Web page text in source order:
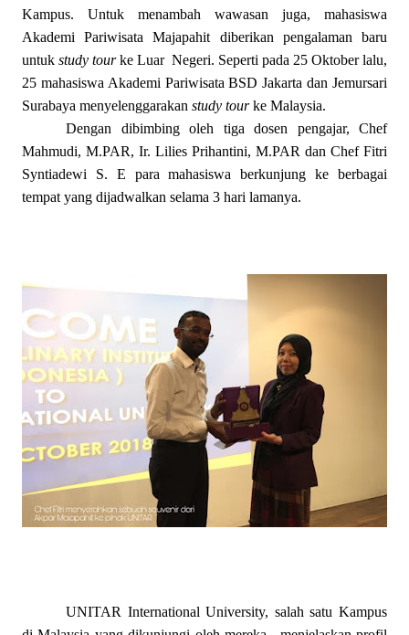
Kampus. Untuk menambah wawasan juga, mahasiswa
Akademi Pariwisata Majapahit diberikan pengalaman baru
untuk study tourke Luar Negeri. Seperti pada 25 Oktober lalu,
25 mahasiswa Akademi Pariwisata BSD Jakarta dan Jemursari
Surabaya menyelenggarakan study tourke Malaysia.
Dengan dibimbing oleh tiga dosen pengajar, Chef
Mahmudi, M.PAR, Ir. Lilies Prihantini, M.PAR dan Chef Fitri
Syntiadewi S. E para mahasiswa berkunjung ke berbagai
tempat yang dijadwalkan selama 3 hari lamanya.
UNITAR International University, salah satu Kampus